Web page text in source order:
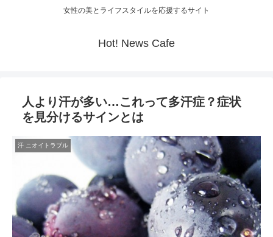
女性の美とライフスタイルを応援するサイト
Hot! News Cafe
人より汗が多い…これって多汗症？症状
を見分けるサインとは
汗 ニオイトラブル